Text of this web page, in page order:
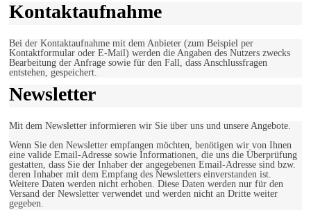
Kontaktaufnahme
Bei der Kontaktaufnahme mit dem Anbieter (zum Beispiel per
Kontaktformular oder E-Mail) werden die Angaben des Nutzers zwecks
Bearbeitung der Anfrage sowie für den Fall, dass Anschlussfragen
entstehen, gespeichert.
Newsletter
Mit dem Newsletter informieren wir Sie über uns und unsere Angebote.
Wenn Sie den Newsletter empfangen möchten, benötigen wir von Ihnen
eine valide Email-Adresse sowie Informationen, die uns die Überprüfung
gestatten, dass Sie der Inhaber der angegebenen Email-Adresse sind bzw.
deren Inhaber mit dem Empfang des Newsletters einverstanden ist.
Weitere Daten werden nicht erhoben. Diese Daten werden nur für den
Versand der Newsletter verwendet und werden nicht an Dritte weiter
gegeben.